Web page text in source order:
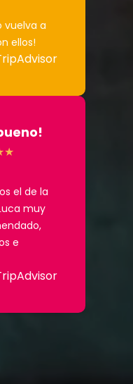
vuelva a
ellos!
el de la
muy
e